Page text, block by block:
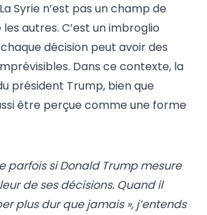
Syrie n’est pas un champ de
autres. C’est un imbroglio
décision peut avoir des
Dans ce contexte, la
président Trump, bien que
être perçue comme une forme
parfois si Donald Trump mesure
de ses décisions. Quand il
plus dur que jamais », j’entends